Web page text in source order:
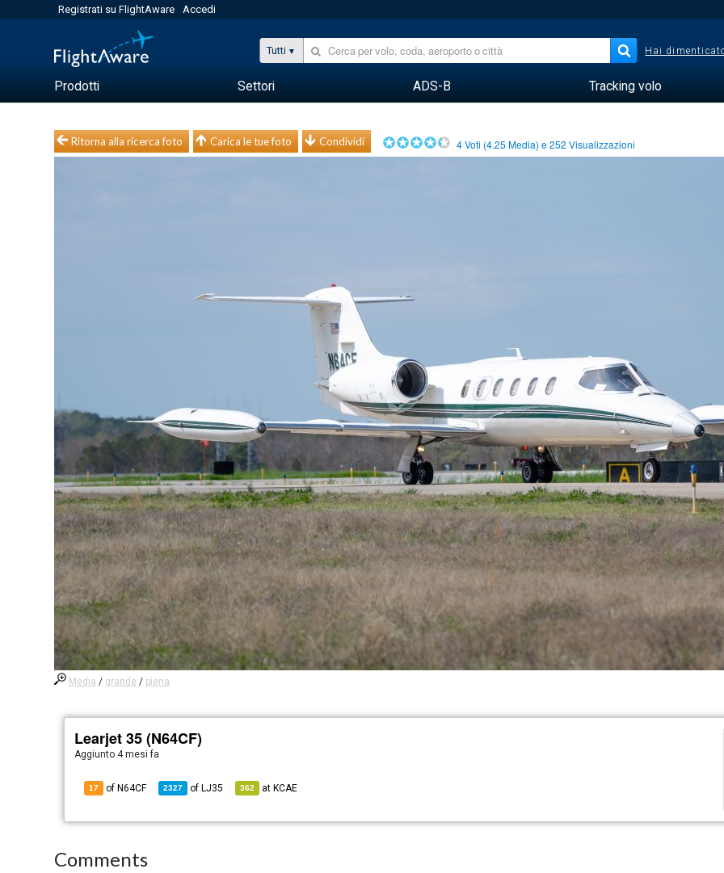
Registrati su FlightAware Accedi
Tutti Hai
Prodotti Settori ADS-B Tracking volo
Ritorna alla ricerca foto Carica le tue foto Condividi 4Voti (4.25 Media) e252 Visualizzazioni
Media / grande / piena
Learjet 35 (N64CF)
Aggiunto 4 mesi fa
17 of N64CF 2327 of LJ35 362 at KCAE
Comments